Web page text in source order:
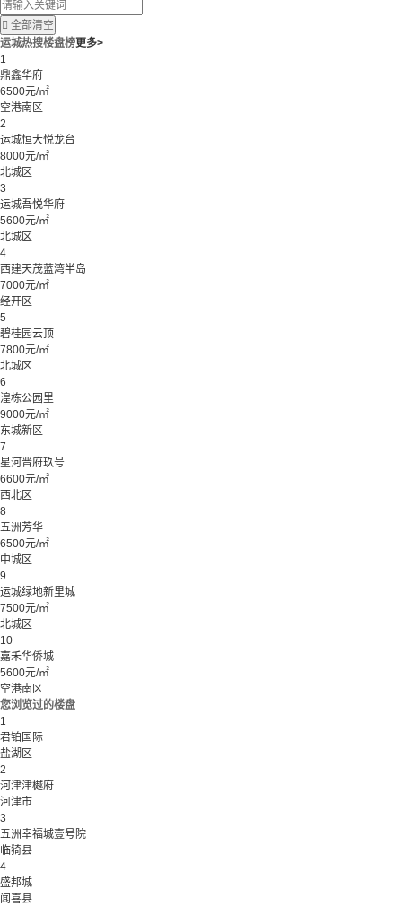
 全部清空
运城热搜楼盘榜更多>
1
鼎鑫华府
6500元/㎡
空港南区
2
运城恒大悦龙台
8000元/㎡
北城区
3
运城吾悦华府
5600元/㎡
北城区
4
西建天茂蓝湾半岛
7000元/㎡
经开区
5
碧桂园云顶
7800元/㎡
北城区
6
湟栋公园里
9000元/㎡
东城新区
7
星河晋府玖号
6600元/㎡
西北区
8
五洲芳华
6500元/㎡
中城区
9
运城绿地新里城
7500元/㎡
北城区
10
嘉禾华侨城
5600元/㎡
空港南区
您浏览过的楼盘
1
君铂国际
盐湖区
2
河津津樾府
河津市
3
五洲幸福城壹号院
临猗县
4
盛邦城
闻喜县